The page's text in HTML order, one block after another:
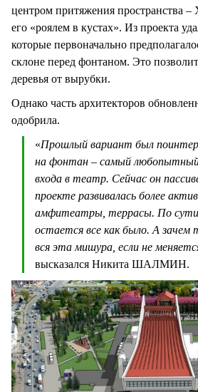
центром притяжения
его «роялем в кустах». Из проекта
которые первоначально
склоне перед фонтаном. Это
деревья от вырубки.
Однако часть архитекторов
одобрила.
«Прошлый вариант был
на фонтан – самый
входа в театр. Сейчас он
проекте развивалась более
амфитеатры, террасы. По
остается все как было. А зачем
вся эта мишура, если не
высказался Никита ШАЛМИН.